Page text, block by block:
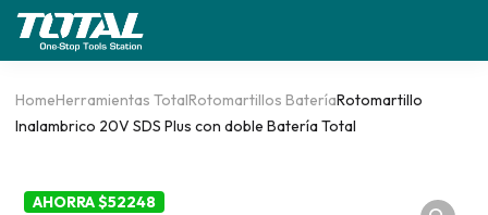
HomeHerramientas TotalRotomartillos BateríaRotomartillo
Inalambrico 20V SDS Plus con doble Batería Total
AHORRA $52248